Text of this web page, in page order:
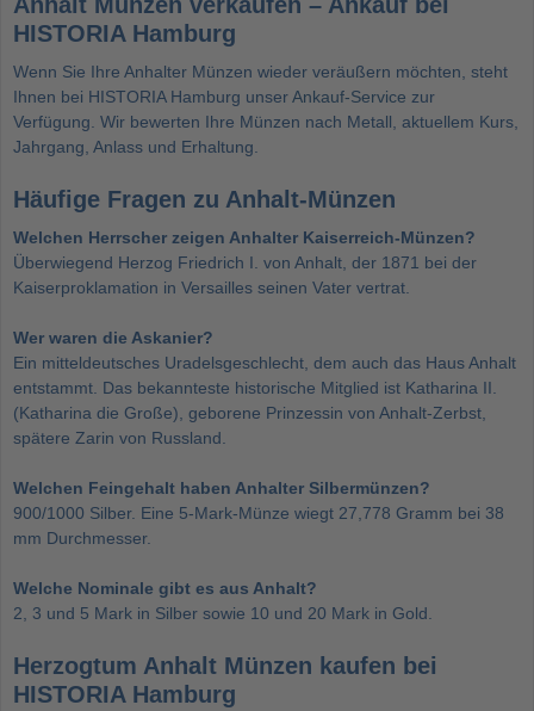
HISTORIA Hamburg
Wenn Sie Ihre Anhalter Münzen wieder veräußern möchten, steht
Ihnen bei HISTORIA Hamburg unserAnkauf-Service zur
Verfügung. Wir bewerten Ihre Münzen nach Metall, aktuellem Kurs,
Jahrgang, Anlass und Erhaltung.
Häufige Fragen zu Anhalt-Münzen
Welchen Herrscher zeigen Anhalter Kaiserreich-Münzen?
Überwiegend Herzog Friedrich I. von Anhalt, der 1871 bei der
Kaiserproklamation in Versailles seinen Vater vertrat.
Wer waren die Askanier?
Ein mitteldeutsches Uradelsgeschlecht, dem auch das Haus Anhalt
entstammt. Das bekannteste historische Mitglied ist Katharina II.
(Katharina die Große), geborene Prinzessin von Anhalt-Zerbst,
spätere Zarin von Russland.
Welchen Feingehalt haben Anhalter Silbermünzen?
900/1000 Silber. Eine 5-Mark-Münze wiegt 27,778 Gramm bei 38
mm Durchmesser.
Welche Nominale gibt es aus Anhalt?
2, 3 und 5 Mark in Silber sowie 10 und 20 Mark in Gold.
Herzogtum Anhalt Münzen kaufen bei
HISTORIA Hamburg